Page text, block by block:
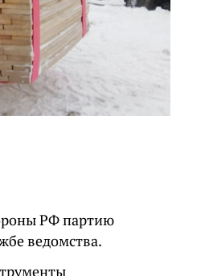
РФ партию
ведомства.